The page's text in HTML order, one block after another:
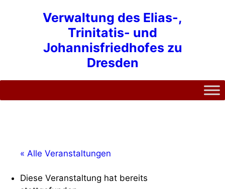
Verwaltung des Elias-,
Trinitatis- und
Johannisfriedhofes zu
Dresden
« Alle Veranstaltungen
Diese Veranstaltung hat bereits